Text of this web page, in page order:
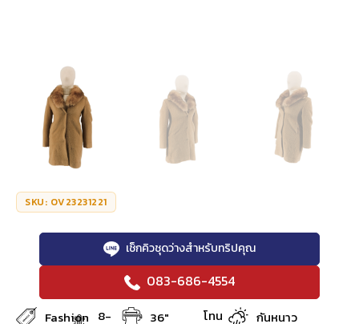
SKU: OV23231221
เช็กคิวชุดว่างสำหรับทริปคุณ
083-686-4554
Fashion 8-
36"
โทน
กันหนาว